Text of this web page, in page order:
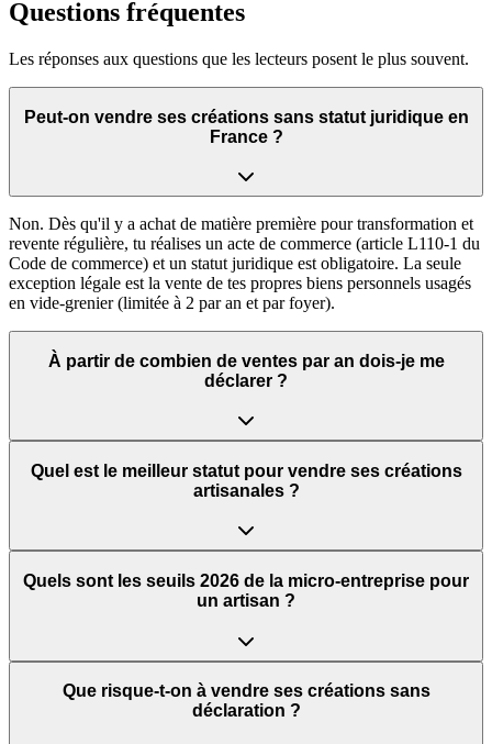
Questions fréquentes
Les réponses aux questions que les lecteurs posent le plus souvent.
Peut-on vendre ses créations sans statut juridique en
France ?
Non. Dès qu'il y a achat de matière première pour transformation et
revente régulière, tu réalises un acte de commerce (article L110-1 du
Code de commerce) et un statut juridique est obligatoire. La seule
exception légale est la vente de tes propres biens personnels usagés
en vide-grenier (limitée à 2 par an et par foyer).
À partir de combien de ventes par an dois-je me
déclarer ?
Quel est le meilleur statut pour vendre ses créations
artisanales ?
Quels sont les seuils 2026 de la micro-entreprise pour
un artisan ?
Que risque-t-on à vendre ses créations sans
déclaration ?